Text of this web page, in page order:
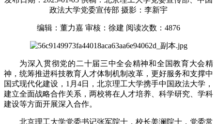
政法大学党委宣传部 摄影：李新宇
编辑：董力嘉 审核：徐建 阅读次数： 4876
为深入贯彻党的二十届三中全会精神和全国教育大会精
神，统筹推进科技教育人才体制机制改革，更好服务和支撑中
国式现代化建设，1月4日，北京理工大学携手中国政法大学，
建立全面战略合作关系，两校将在人才培养、科学研究、学科
建设等方面开展深入合作。
北京理工大学党委书记张军院士，校长姜澜院士，党委常